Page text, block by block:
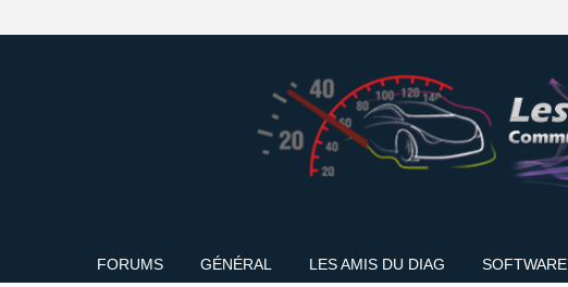
FORUMS GÉNÉRAL LES AMIS DU DIAG SOFTWARE